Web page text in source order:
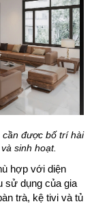
được bố trí hài
sinh hoạt.
hợp với diện
sử dụng của gia
trà, kệ tivi và tủ